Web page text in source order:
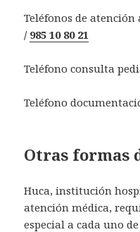
Teléfonos de atención
/ 985 10 80 21
Teléfono consulta
Teléfono
Otras formas
Huca, institución
atención médica,
especial a cada uno